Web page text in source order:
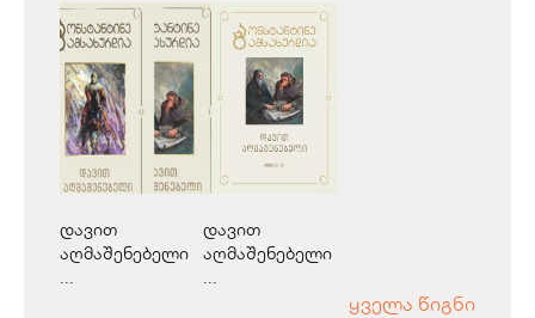
დავით
აღმაშენებელი
...
დავით
აღმაშენებელი
...
ყველა წიგნი